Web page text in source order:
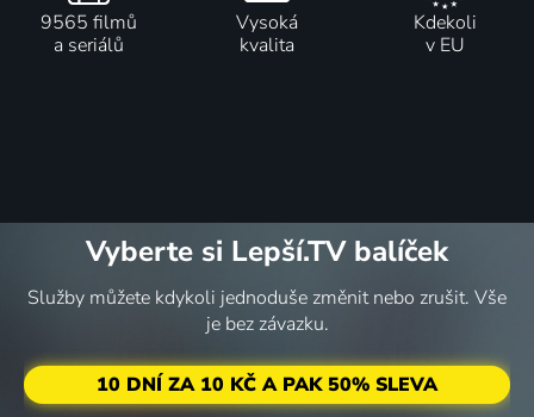
9565 filmů
a seriálů
Vysoká
kvalita
Kdekoli
v EU
Vyberte si Lepší.TV balíček
Služby můžete kdykoli jednoduše změnit nebo zrušit. Vše
je bez závazku.
10 DNÍ ZA 10 KČ A PAK 50% SLEVA